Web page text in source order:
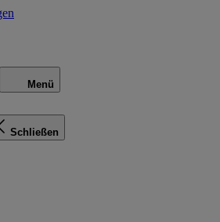
Menü
Schließen